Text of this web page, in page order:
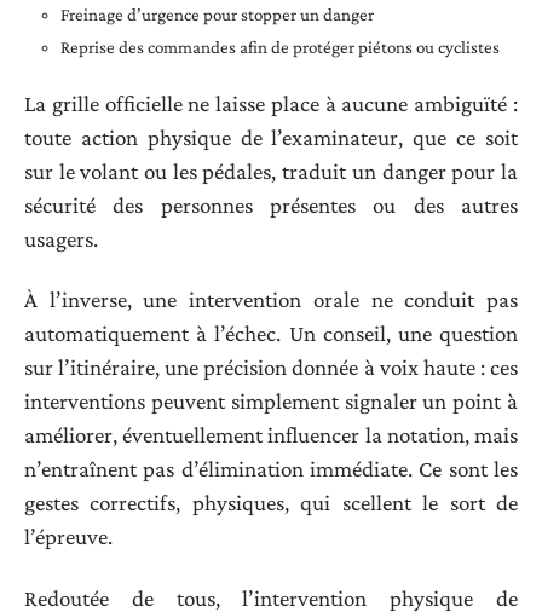
Freinage d’urgence pour stopper un danger
Reprise des commandes afin de protéger piétons ou cyclistes
La grille officielle ne laisse place à aucune ambiguïté :
toute action physique de l’examinateur, que ce soit
sur le volant ou les pédales, traduit un danger pour la
sécurité des personnes présentes ou des autres
usagers.
À l’inverse, une intervention orale ne conduit pas
automatiquement à l’échec. Un conseil, une question
sur l’itinéraire, une précision donnée à voix haute : ces
interventions peuvent simplement signaler un point à
améliorer, éventuellement influencer la notation, mais
n’entraînent pas d’élimination immédiate. Ce sont les
gestes correctifs, physiques, qui scellent le sort de
l’épreuve.
Redoutée de tous, l’intervention physique de